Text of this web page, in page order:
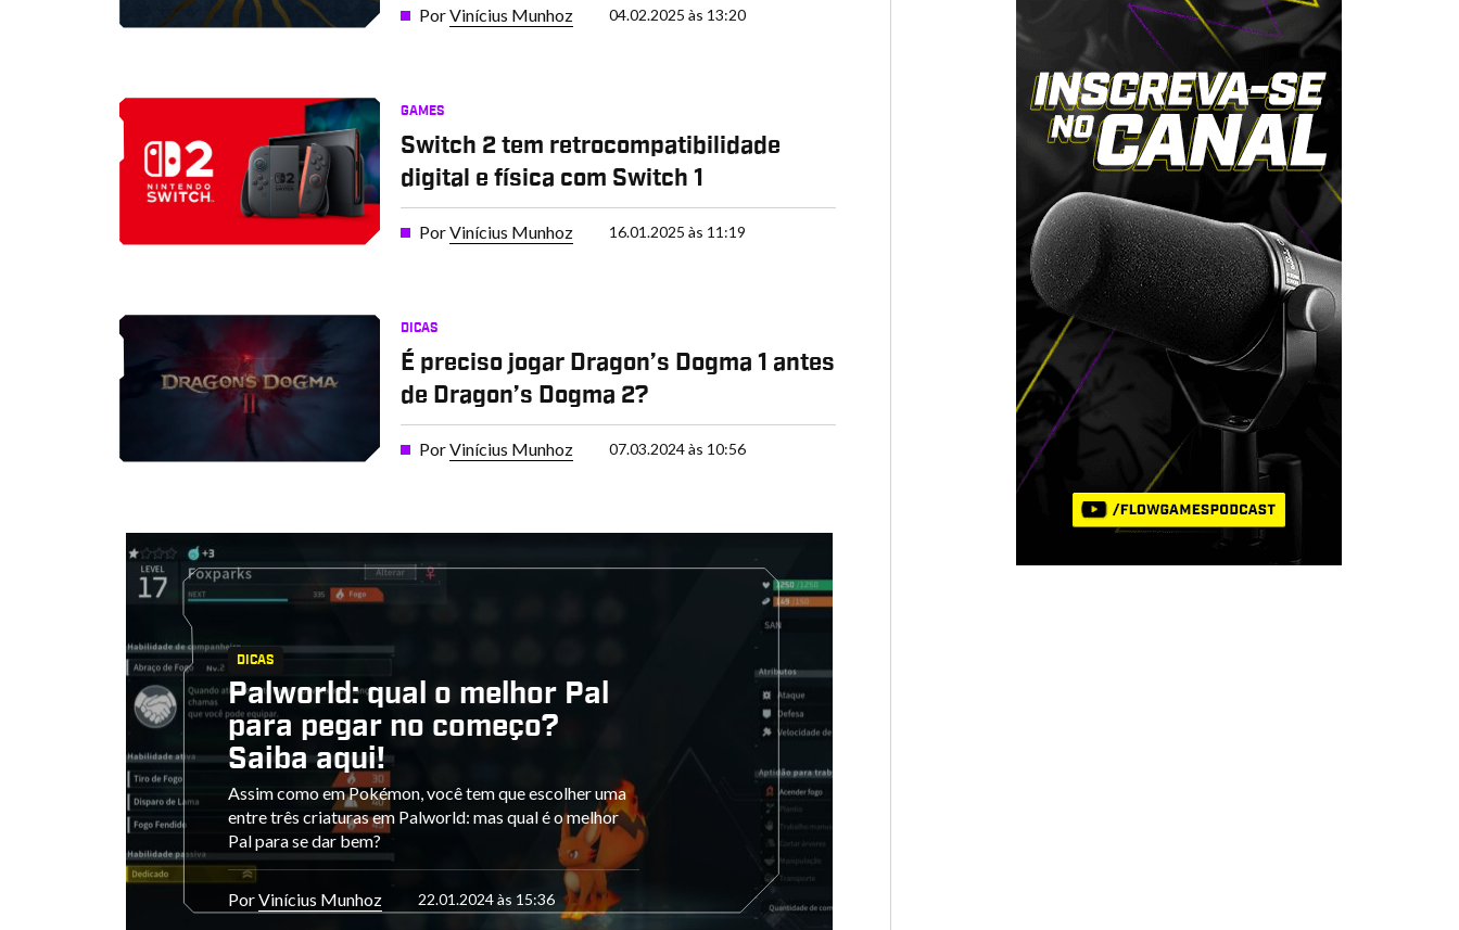
PorVinícius Munhoz 04.02.2025 às 13:20
GAMES
Switch 2 tem retrocompatibilidade
digital e física com Switch 1
PorVinícius Munhoz 16.01.2025 às 11:19
DICAS
É preciso jogar Dragon’s Dogma 1 antes
de Dragon’s Dogma 2?
PorVinícius Munhoz 07.03.2024 às 10:56
DICAS
Palworld: qual o melhor Pal
para pegar no começo?
Saiba aqui!
Assim como em Pokémon, você tem que escolher uma
entre três criaturas em Palworld: mas qual é o melhor
Pal para se dar bem?
PorVinícius Munhoz 22.01.2024 às 15:36